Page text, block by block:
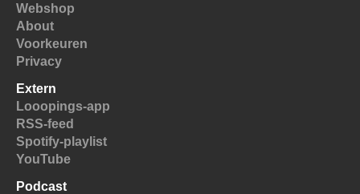
Webshop
About
Voorkeuren
Privacy
Extern
Looopings-app
RSS-feed
Spotify-playlist
YouTube
Podcast